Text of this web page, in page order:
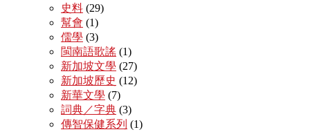
史料 (29)
幫會 (1)
儒學 (3)
閩南語歌謠 (1)
新加坡文學 (27)
新加坡歷史 (12)
新華文學 (7)
詞典／字典 (3)
傳智保健系列 (1)